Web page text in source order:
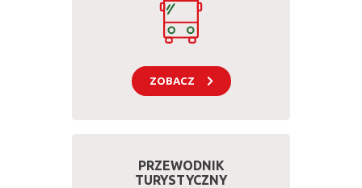
ZOBACZ
PRZEWODNIK
TURYSTYCZNY